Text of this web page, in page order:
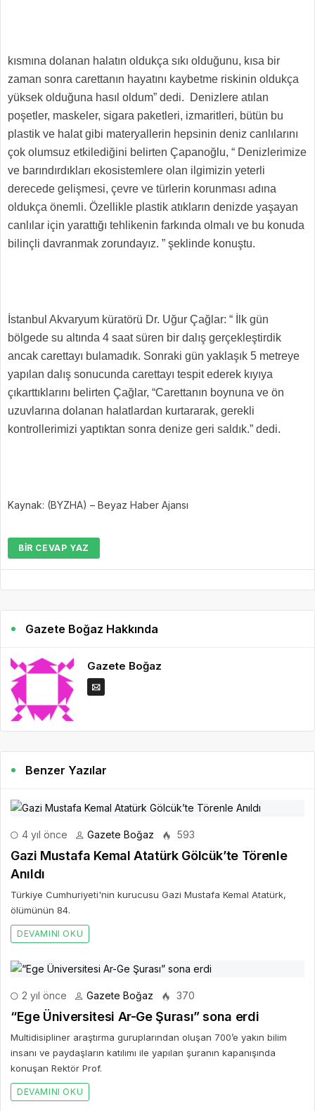
kısmına dolanan halatın oldukça sıkı olduğunu, kısa bir
zaman sonra carettanın hayatını kaybetme riskinin oldukça
yüksek olduğuna hasıl oldum” dedi. Denizlere atılan
poşetler, maskeler, sigara paketleri, izmaritleri, bütün bu
plastik ve halat gibi materyallerin hepsinin deniz canlılarını
çok olumsuz etkilediğini belirten Çapanoğlu, “ Denizlerimize
ve barındırdıkları ekosistemlere olan ilgimizin yeterli
derecede gelişmesi, çevre ve türlerin korunması adına
oldukça önemli. Özellikle plastik atıkların denizde yaşayan
canlılar için yarattığı tehlikenin farkında olmalı ve bu konuda
bilinçli davranmak zorundayız. ” şeklinde konuştu.
İstanbul Akvaryum küratörü Dr. Uğur Çağlar: “ İlk gün
bölgede su altında 4 saat süren bir dalış gerçekleştirdik
ancak carettayı bulamadık. Sonraki gün yaklaşık 5 metreye
yapılan dalış sonucunda carettayı tespit ederek kıyıya
çıkarttıklarını belirten Çağlar, “Carettanın boynuna ve ön
uzuvlarına dolanan halatlardan kurtararak, gerekli
kontrollerimizi yaptıktan sonra denize geri saldık.” dedi.
Kaynak: (BYZHA) – Beyaz Haber Ajansı
BIR CEVAP YAZ
Gazete Boğaz Hakkında
Gazete Boğaz
Benzer Yazılar
4 yıl önce Gazete Boğaz 593
Gazi Mustafa Kemal Atatürk Gölcük’te Törenle
Anıldı
Türkiye Cumhuriyeti'nin kurucusu Gazi Mustafa Kemal Atatürk,
ölümünün 84.
DEVAMINI OKU
2 yıl önce Gazete Boğaz 370
“Ege Üniversitesi Ar-Ge Şurası” sona erdi
Multidisipliner araştırma guruplarından oluşan 700’e yakın bilim
insanı ve paydaşların katılımı ile yapılan şuranın kapanışında
konuşan Rektör Prof.
DEVAMINI OKU